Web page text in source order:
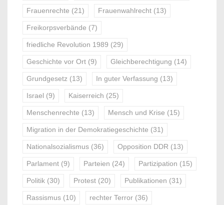
Frauenrechte (21) Frauenwahlrecht (13)
Freikorpsverbände (7)
friedliche Revolution 1989 (29)
Geschichte vor Ort (9) Gleichberechtigung (14)
Grundgesetz (13) In guter Verfassung (13)
Israel (9) Kaiserreich (25)
Menschenrechte (13) Mensch und Krise (15)
Migration in der Demokratiegeschichte (31)
Nationalsozialismus (36) Opposition DDR (13)
Parlament (9) Parteien (24) Partizipation (15)
Politik (30) Protest (20) Publikationen (31)
Rassismus (10) rechter Terror (36)